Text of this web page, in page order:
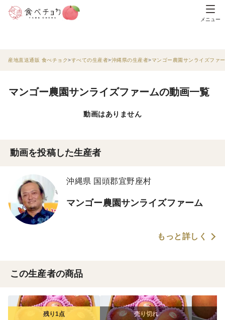
メニュー
産地直送通販 食べチョク すべての生産者 沖縄県の生産者 マンゴー農園サンライズファ
マンゴー農園サンライズファームの動画一覧
動画はありません
動画を投稿した生産者
沖縄県 国頭郡宜野座村
マンゴー農園サンライズファーム
もっと詳しく
この生産者の商品